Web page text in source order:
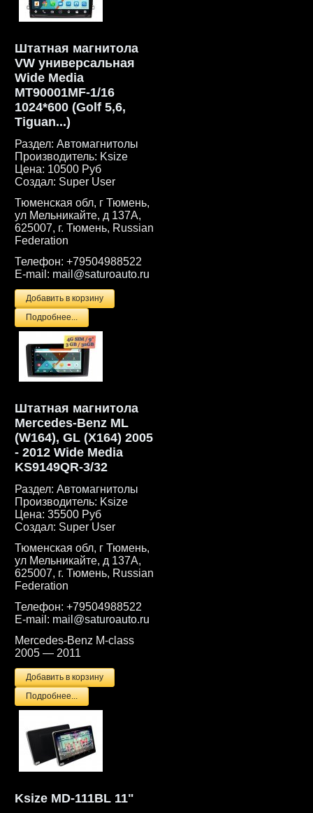
Штатная магнитола
VW универсальная
Wide Media
MT90001MF-1/16
1024*600 (Golf 5,6,
Tiguan...)
Раздел:Автомагнитолы
Производитель: Ksize
Цена: 10500 Руб
Создал: Super User
Тюменская обл, г Тюмень,
ул Мельникайте, д 137А,
625007, г. Тюмень, Russian
Federation
Телефон:+79504988522
E-mail: mail@saturoauto.ru
Подробнее...
Штатная магнитола
Mercedes-Benz ML
(W164), GL (X164) 2005
- 2012 Wide Media
KS9149QR-3/32
Раздел:Автомагнитолы
Производитель: Ksize
Цена:35500 Руб
Создал: Super User
Тюменская обл, г Тюмень,
ул Мельникайте, д 137А,
625007, г. Тюмень, Russian
Federation
Телефон:+79504988522
E-mail: mail@saturoauto.ru
Mercedes-Benz M-class
2005 — 2011
Подробнее...
Ksize MD-111BL 11"